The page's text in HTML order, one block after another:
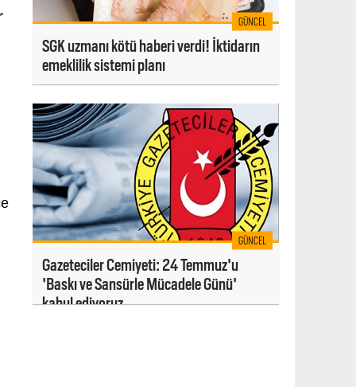
GÜNCEL
SGK uzmanı kötü haberi verdi! İktidarın
emeklilik sistemi planı
GÜNCEL
Gazeteciler Cemiyeti: 24 Temmuz'u
'Baskı ve Sansürle Mücadele Günü'
kabul ediyoruz